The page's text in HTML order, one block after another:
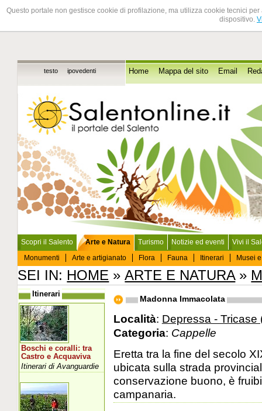
Questo portale non gestisce cookie di profilazione, ma utilizza cookie tecnici
dispositivo.
testo ipovedenti Home Mappa del sito Email
Scopri il Salento
Arte e Natura
Monumenti
Arte e artigianato Flora Fauna Itinerari Musei
Turismo Notizie ed eventi Vivi il
SEI IN: HOME »ARTE E NATURA»
Madonna Immacolata
Località: Depressa - Tricase
Categoria: Cappelle
Eretta tra la fine del secolo
ubicata sulla strada
conservazione buono, è
campanaria.
Itinerari
Boschi e coralli: tra
Castro e Acquaviva
Itinerari di Avanguardie